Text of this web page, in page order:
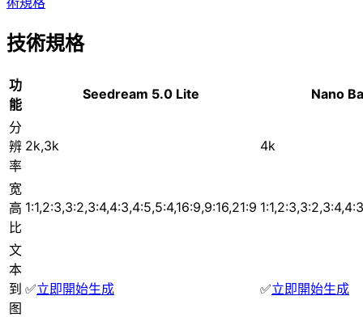
技術規格
功
能
Seedream 5.0 Lite Nano
分
辨
率
2k,3k 4k
宽
高
比
1:1,2:3,3:2,3:4,4:3,4:5,5:4,16:9,9:16,21:9
文
本
到
图
✅立即開始生成 ✅立即開始生成